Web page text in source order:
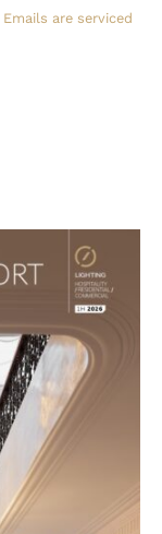
Emails are serviced